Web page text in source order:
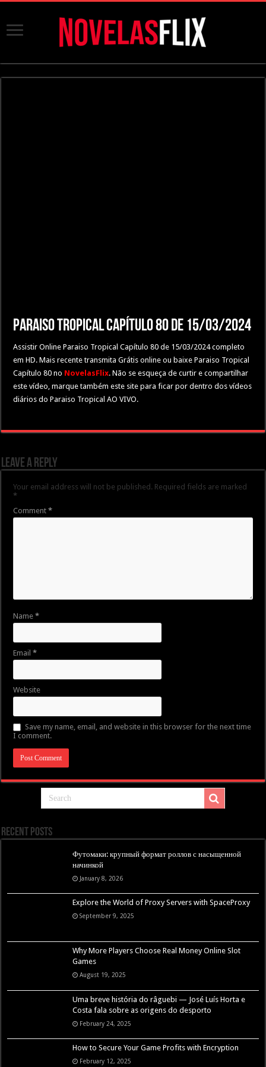
Paraiso Tropical Capítulo 80 de 15/03/2024
Assistir Online Paraiso Tropical Capítulo 80 de 15/03/2024 completo
em HD. Mais recente transmita Grátis online ou baixe Paraiso Tropical
Capítulo 80 no NovelasFlix. Não se esqueça de curtir e compartilhar
este vídeo, marque também este site para ficar por dentro dos vídeos
diários do Paraiso Tropical AO VIVO.
Leave a Reply
Your email address will not be published. Required fields are marked
*
Comment*
Name*
Email*
Website
Save my name, email, and website in this browser for the next time
I comment.
Recent Posts
Футомаки: крупный формат роллов с насыщенной
начинкой
January 8, 2026
Explore the World of Proxy Servers with SpaceProxy
September 9, 2025
Why More Players Choose Real Money Online Slot
Games
August 19, 2025
Uma breve história do râguebi — José Luís Horta e
Costa fala sobre as origens do desporto
February 24, 2025
How to Secure Your Game Profits with Encryption
February 12, 2025